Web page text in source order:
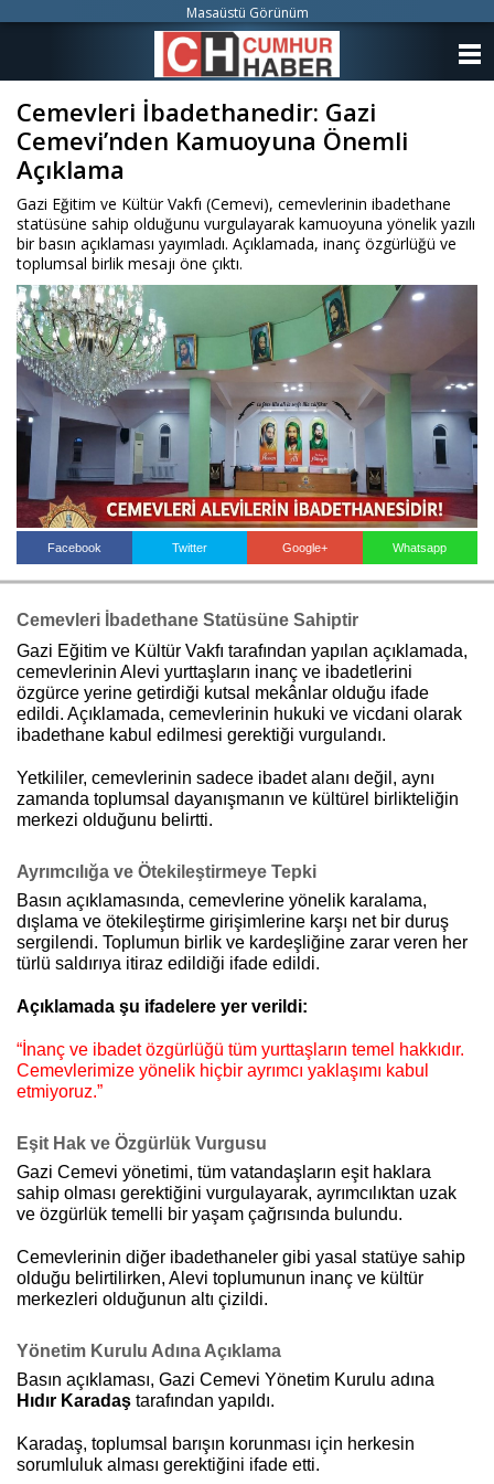
Cemevleri İbadethanedir: Gazi
Cemevi’nden Kamuoyuna Önemli
Açıklama
Gazi Eğitim ve Kültür Vakfı (Cemevi), cemevlerinin ibadethane
statüsüne sahip olduğunu vurgulayarak kamuoyuna yönelik yazılı
bir basın açıklaması yayımladı. Açıklamada, inanç özgürlüğü ve
toplumsal birlik mesajı öne çıktı.
Facebook Twitter Google+ Whatsapp
Cemevleri İbadethane Statüsüne Sahiptir
Gazi Eğitim ve Kültür Vakfı tarafından yapılan açıklamada,
cemevlerinin Alevi yurttaşların inanç ve ibadetlerini
özgürce yerine getirdiği kutsal mekânlar olduğu ifade
edildi. Açıklamada, cemevlerinin hukuki ve vicdani olarak
ibadethane kabul edilmesi gerektiği vurgulandı.
Yetkililer, cemevlerinin sadece ibadet alanı değil, aynı
zamanda toplumsal dayanışmanın ve kültürel birlikteliğin
merkezi olduğunu belirtti.
Ayrımcılığa ve Ötekileştirmeye Tepki
Basın açıklamasında, cemevlerine yönelik karalama,
dışlama ve ötekileştirme girişimlerine karşı net bir duruş
sergilendi. Toplumun birlik ve kardeşliğine zarar veren her
türlü saldırıya itiraz edildiği ifade edildi.
Açıklamada şu ifadelere yer verildi:
“İnanç ve ibadet özgürlüğü tüm yurttaşların temel hakkıdır.
Cemevlerimize yönelik hiçbir ayrımcı yaklaşımı kabul
etmiyoruz.”
Eşit Hak ve Özgürlük Vurgusu
Gazi Cemevi yönetimi, tüm vatandaşların eşit haklara
sahip olması gerektiğini vurgulayarak, ayrımcılıktan uzak
ve özgürlük temelli bir yaşam çağrısında bulundu.
Cemevlerinin diğer ibadethaneler gibi yasal statüye sahip
olduğu belirtilirken, Alevi toplumunun inanç ve kültür
merkezleri olduğunun altı çizildi.
Yönetim Kurulu Adına Açıklama
Basın açıklaması, Gazi Cemevi Yönetim Kurulu adına
Hıdır Karadaş tarafından yapıldı.
Karadaş, toplumsal barışın korunması için herkesin
sorumluluk alması gerektiğini ifade etti.
Masaüstü Görünüm
KATEGORİLER
ANKETLER
VİDEO GALERİ
KÜNYE
İLETİŞİM